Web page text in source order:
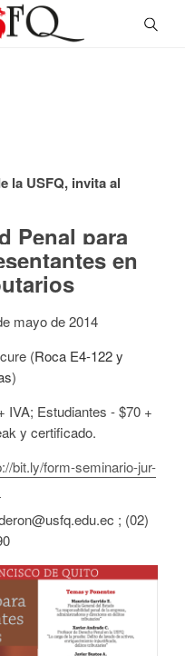
la USFQ, invita al
Penal para
en
mayo de 2014
(Roca E4-122 y
)
IVA; Estudiantes - $70 +
y certificado.
bit.ly/form-seminario-jur-
; (02)